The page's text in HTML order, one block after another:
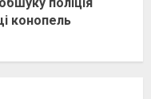
поліція
конопель